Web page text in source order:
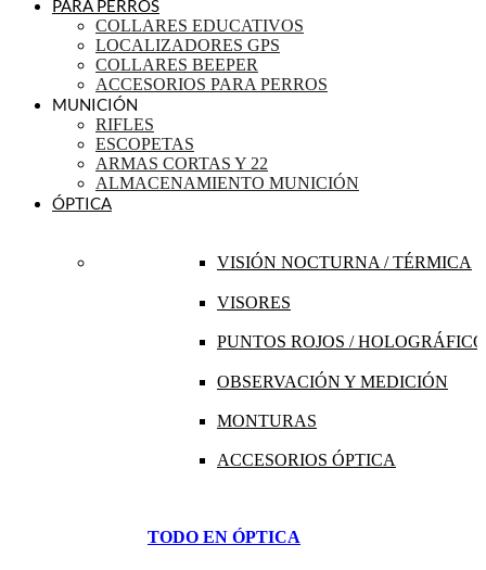
PARA PERROS
COLLARES EDUCATIVOS
LOCALIZADORES GPS
COLLARES BEEPER
ACCESORIOS PARA PERROS
MUNICIÓN
RIFLES
ESCOPETAS
ARMAS CORTAS Y 22
ALMACENAMIENTO MUNICIÓN
ÓPTICA
VISIÓN NOCTURNA / TÉRMICA
VISORES
PUNTOS ROJOS /
OBSERVACIÓN Y MEDICIÓN
MONTURAS
ACCESORIOS ÓPTICA
TODO EN ÓPTICA